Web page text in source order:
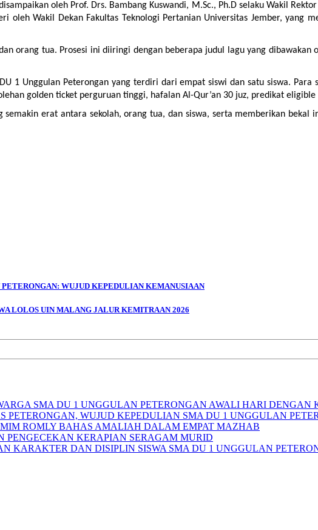
oleh Prof. Drs. Bambang Kuswandi, M.Sc., Ph.D selaku Wakil
oleh Wakil Dekan Fakultas Teknologi Pertanian Universitas Jember, yang
orang tua. Prosesi ini diiringi dengan beberapa judul lagu yang
1 Unggulan Peterongan yang terdiri dari empat siswi dan satu siswa.
golden ticket perguruan tinggi, hafalan Al-Qur’an 30 juz, predikat
erat antara sekolah, orang tua, dan siswa, serta memberikan bekal
WUJUD KEPEDULIAN KEMANUSIAAN
LOLOS UIN MALANG JALUR KEMITRAAN 2026
SMA DU 1 UNGGULAN PETERONGAN AWALI HARI DENGAN
PETERONGAN, WUJUD KEPEDULIAN SMA DU 1 UNGGULAN
ROMLY BAHAS AMALIAH DALAM EMPAT MAZHAB
KERAPIAN SERAGAM MURID
KARAKTER DAN DISIPLIN SISWA SMA DU 1 UNGGULAN